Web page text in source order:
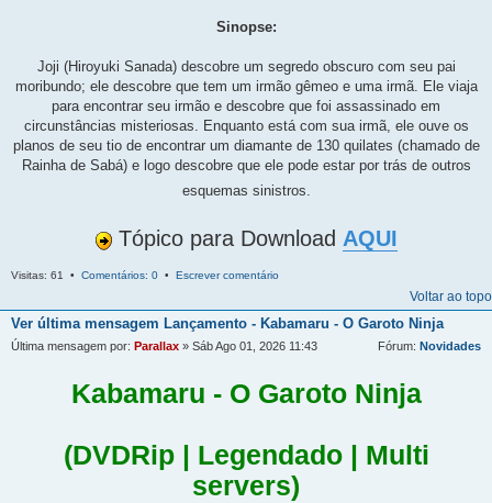
Sinopse:
Joji (Hiroyuki Sanada) descobre um segredo obscuro com seu pai
moribundo; ele descobre que tem um irmão gêmeo e uma irmã. Ele viaja
para encontrar seu irmão e descobre que foi assassinado em
circunstâncias misteriosas. Enquanto está com sua irmã, ele ouve os
planos de seu tio de encontrar um diamante de 130 quilates (chamado de
Rainha de Sabá) e logo descobre que ele pode estar por trás de outros
esquemas sinistros.
Tópico para Download AQUI
Visitas: 61 • Comentários: 0 • Escrever comentário
Voltar ao topo
Ver última mensagem Lançamento - Kabamaru - O Garoto Ninja
Última mensagem por: Parallax » Sáb Ago 01, 2026 11:43 Fórum: Novidades
Kabamaru - O Garoto Ninja
(DVDRip | Legendado | Multi
servers)